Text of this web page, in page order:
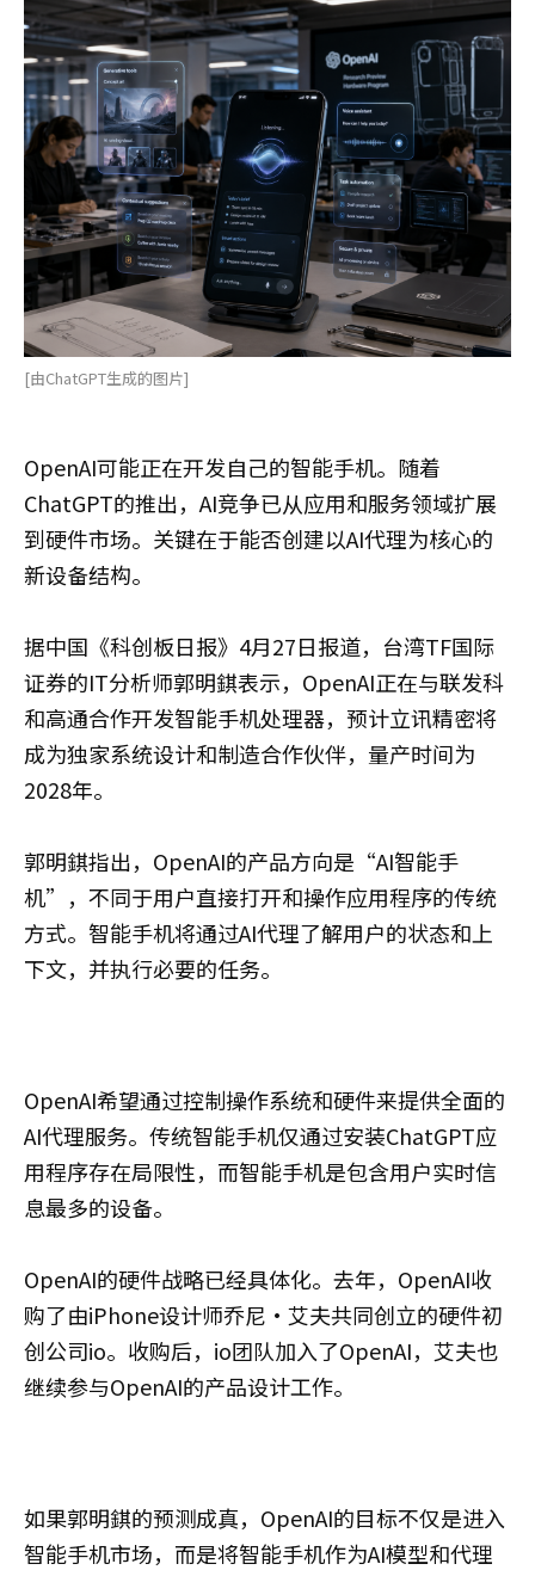
[由ChatGPT生成的图片]
OpenAI可能正在开发自己的智能手机。随着
ChatGPT的推出，AI竞争已从应用和服务领域扩展
到硬件市场。关键在于能否创建以AI代理为核心的
新设备结构。
据中国《科创板日报》4月27日报道，台湾TF国际
证券的IT分析师郭明錤表示，OpenAI正在与联发科
和高通合作开发智能手机处理器，预计立讯精密将
成为独家系统设计和制造合作伙伴，量产时间为
2028年。
郭明錤指出，OpenAI的产品方向是“AI智能手
机”，不同于用户直接打开和操作应用程序的传统
方式。智能手机将通过AI代理了解用户的状态和上
下文，并执行必要的任务。
OpenAI希望通过控制操作系统和硬件来提供全面的
AI代理服务。传统智能手机仅通过安装ChatGPT应
用程序存在局限性，而智能手机是包含用户实时信
息最多的设备。
OpenAI的硬件战略已经具体化。去年，OpenAI收
购了由iPhone设计师乔尼·艾夫共同创立的硬件初
创公司io。收购后，io团队加入了OpenAI，艾夫也
继续参与OpenAI的产品设计工作。
如果郭明錤的预测成真，OpenAI的目标不仅是进入
智能手机市场，而是将智能手机作为AI模型和代理